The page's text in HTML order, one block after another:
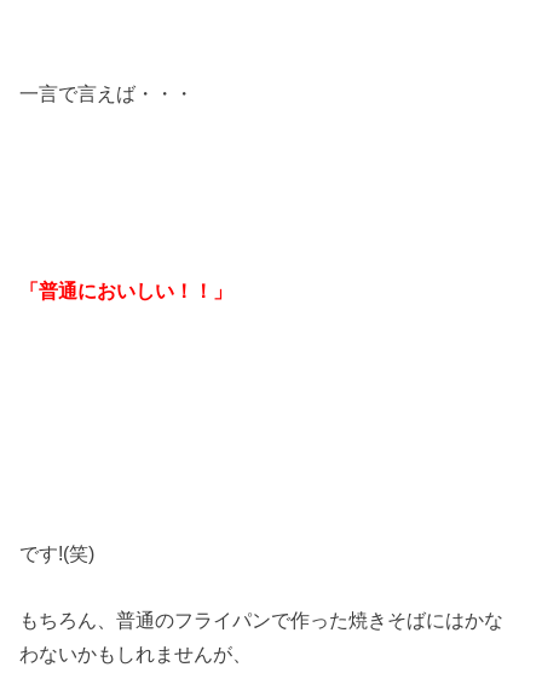
一言で言えば・・・
「普通においしい！！」
です!(笑)
もちろん、普通のフライパンで作った焼きそばにはかな
わないかもしれませんが、